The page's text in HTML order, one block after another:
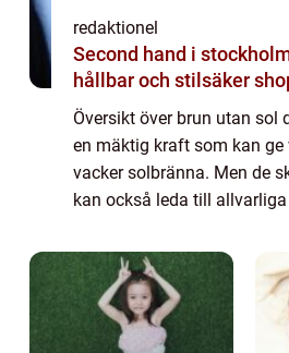
redaktionel
Second hand i stockholm guide
hållbar och stilsäker
Översikt över brun utan sol
en mäktig kraft som kan ge
vacker solbränna. Men de
kan också leda till
hudcancer. För de som vill